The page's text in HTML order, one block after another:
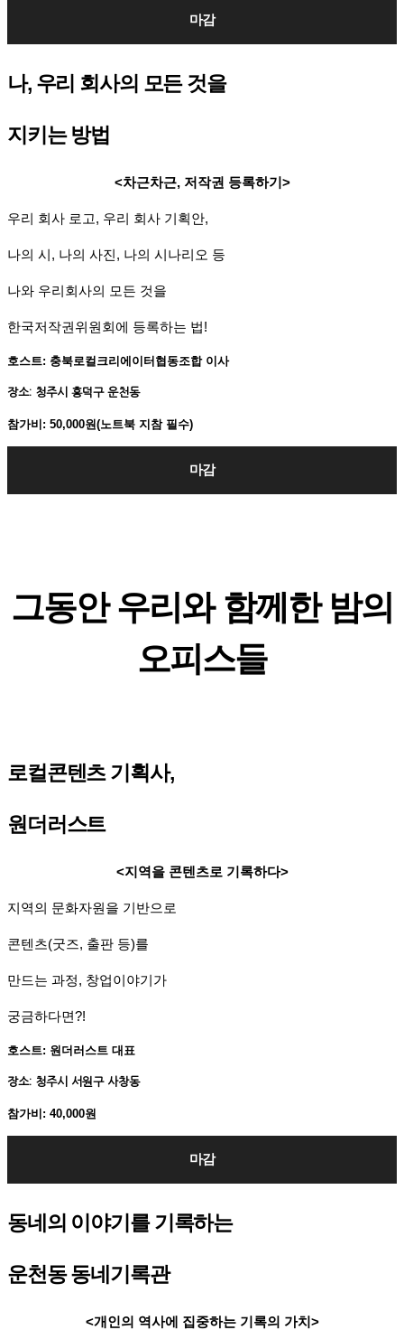
마감
나, 우리 회사의 모든 것을
지키는 방법
<차근차근, 저작권 등록하기>
우리 회사 로고, 우리 회사 기획안,
나의 시, 나의 사진, 나의 시나리오 등
나와 우리회사의 모든 것을
한국저작권위원회에 등록하는 법!
호스트: 충북로컬크리에이터협동조합 이사
장소: 청주시 흥덕구 운천동
참가비: 50,000원(노트북 지참 필수)
마감
그동안 우리와 함께한 밤의
오피스들
로컬콘텐츠 기획사,
원더러스트
<지역을 콘텐츠로 기록하다>
지역의 문화자원을 기반으로
콘텐츠(굿즈, 출판 등)를
만드는 과정, 창업이야기가
궁금하다면?!
호스트: 원더러스트 대표
장소: 청주시 서원구 사창동
참가비: 40,000원
마감
동네의 이야기를 기록하는
운천동 동네기록관
<개인의 역사에 집중하는 기록의 가치>